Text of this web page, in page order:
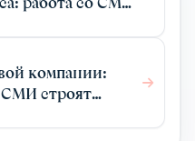
продаж
компании:
СМИ строят
клиентов